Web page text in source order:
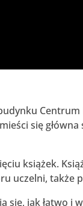
Centrum
się
książek.
uczelni, także
jak łatwo i